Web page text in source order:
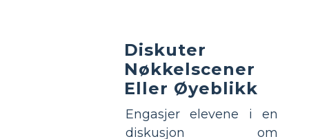
Diskuter
Nøkkelscener
Eller Øyeblikk
Engasjer elevene i en
diskusjon om